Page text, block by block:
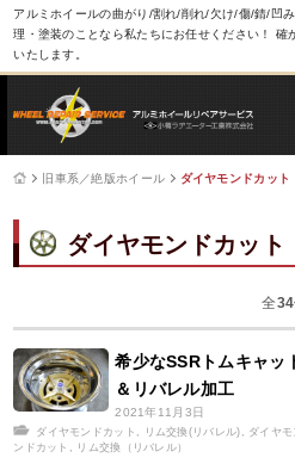
アルミホイールの曲がり/割れ/削れ/欠け/傷/錆/凹
理・塗装のことなら私たちにお任せください！
いたします。
旧車系／絶版ホイール ダイヤモンドカット
ダイヤモンドカット
全34
希少なSSRトムキャッ
＆リバレル加工
2021年11月3日
ダイヤモンドカット , リム交換(リバレル) , ダイヤモ
ンドカット , リム交換（リバレル）